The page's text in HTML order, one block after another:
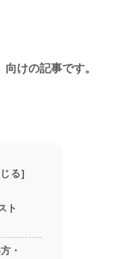
けの記事です。
ト
・